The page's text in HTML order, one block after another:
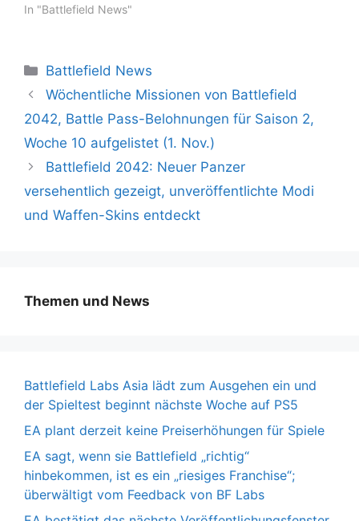
In "Battlefield News"
Kategorien
Battlefield News
Wöchentliche Missionen von Battlefield
2042, Battle Pass-Belohnungen für Saison 2,
Woche 10 aufgelistet (1. Nov.)
Battlefield 2042: Neuer Panzer
versehentlich gezeigt, unveröffentlichte Modi
und Waffen-Skins entdeckt
Themen und News
Battlefield Labs Asia lädt zum Ausgehen ein und
der Spieltest beginnt nächste Woche auf PS5
EA plant derzeit keine Preiserhöhungen für Spiele
EA sagt, wenn sie Battlefield „richtig“
hinbekommen, ist es ein „riesiges Franchise“;
überwältigt vom Feedback von BF Labs